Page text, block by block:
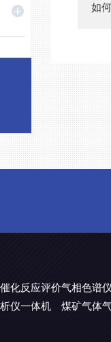
如
化反应评价气相色谱
仪一体机
煤矿气体